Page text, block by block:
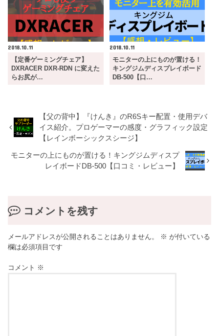
2018.10.11
【定番ゲーミングチェア】
DXRACER DXR-RDN に変えた
らお尻が…
2018.10.11
モニターの上にものが置ける！
キングジムディスプレイボード
DB-500【口…
【父の背中】『けんき』のR6Sキー配置・使用デバ
イス紹介。プロゲーマーの感度・グラフィック設定
【レインボーシックスシージ】
モニターの上にものが置ける！キングジムディスプ
レイボードDB-500【口コミ・レビュー】
コメントを残す
メールアドレスが公開されることはありません。 ※ が付いている
欄は必須項目です
コメント ※